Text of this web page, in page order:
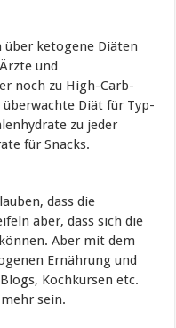
ketogene Diäten
und
noch zu High-Carb-
Diät für Typ-
zu jeder
für Snacks.
dass die
aber, dass sich die
Aber mit dem
Ernährung und
Kochkursen etc.
sein.